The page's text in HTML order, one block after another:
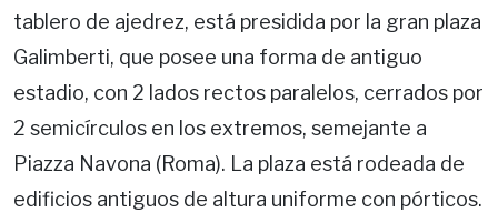
tablero de ajedrez, está presidida por la gran plaza
Galimberti, que posee una forma de antiguo
estadio, con 2 lados rectos paralelos, cerrados por
2 semicírculos en los extremos, semejante a
Piazza Navona (Roma). La plaza está rodeada de
edificios antiguos de altura uniforme con pórticos.